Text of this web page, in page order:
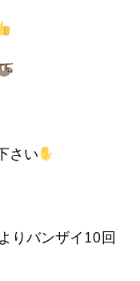
さい
りバンザイ10回